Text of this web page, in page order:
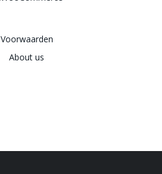
Voorwaarden
About us